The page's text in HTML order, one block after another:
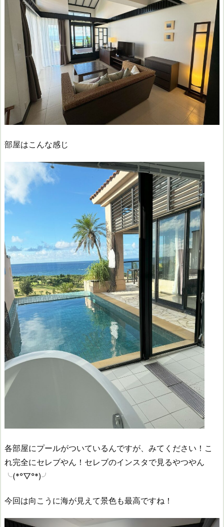
部屋はこんな感じ
各部屋にプールがついているんですが、みてください！こ
れ完全にセレブやん！セレブのインスタで見るやつやん
╰(*°▽°*)╯
今回は向こうに海が見えて景色も最高ですね！